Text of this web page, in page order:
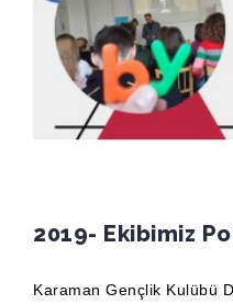
2019- Ekibimiz
Karaman Gençlik Kulübü